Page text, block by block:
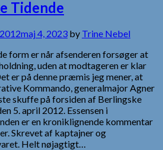
Tidende
maj 4, 2023 by Trine Nebel
form er når afsenderen forsøger at
uden at modtageren er klar
er på denne præmis jeg mener, at
Kommando, generalmajor Agner
skuffe på forsiden af Berlingske
5. april 2012. Essensen i
er en kroniklignende kommentar
Skrevet af kaptajner og
Helt nøjagtigt…